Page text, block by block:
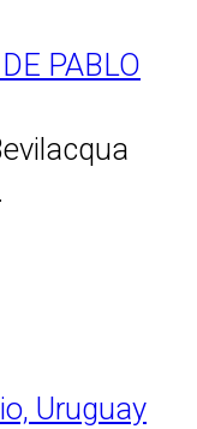
PABLO
Uruguay